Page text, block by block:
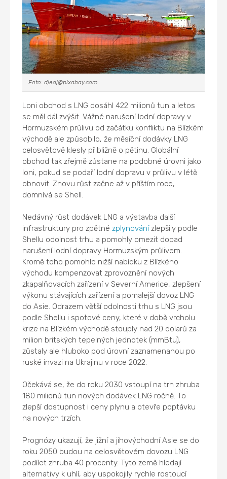
Foto: djedj@pixabay.com
Loni obchod s LNG dosáhl 422 milionů tun a letos
se měl dál zvýšit. Vážné narušení lodní dopravy v
Hormuzském průlivu od začátku konfliktu na Blízkém
východě ale způsobilo, že měsíční dodávky LNG
celosvětově klesly přibližně o pětinu. Globální
obchod tak zřejmě zůstane na podobné úrovni jako
loni, pokud se podaří lodní dopravu v průlivu v létě
obnovit. Znovu růst začne až v příštím roce,
domnívá se Shell.
Nedávný růst dodávek LNG a výstavba další
infrastruktury pro zpětnézplynovánízlepšily podle
Shellu odolnost trhu a pomohly omezit dopad
narušení lodní dopravy Hormuzským průlivem.
Kromě toho pomohlo nižší nabídku z Blízkého
východu kompenzovat zprovoznění nových
zkapalňovacích zařízení v Severní Americe, zlepšení
výkonu stávajících zařízení a pomalejší dovoz LNG
do Asie. Odrazem větší odolnosti trhu s LNG jsou
podle Shellu i spotové ceny, které v době vrcholu
krize na Blízkém východě stouply nad 20 dolarů za
milion britských tepelných jednotek (mmBtu),
zůstaly ale hluboko pod úrovní zaznamenanou po
ruské invazi na Ukrajinu v roce 2022.
Očekává se, že do roku 2030 vstoupí na trh zhruba
180 milionů tun nových dodávek LNG ročně. To
zlepší dostupnost i ceny plynu a otevře poptávku
na nových trzích.
Prognózy ukazují, že jižní a jihovýchodní Asie se do
roku 2050 budou na celosvětovém dovozu LNG
podílet zhruba 40 procenty. Tyto země hledají
alternativy k uhlí, aby uspokojily rychle rostoucí